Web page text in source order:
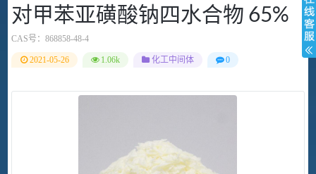
对甲苯亚磺酸钠四水合物 65%
CAS号： 868858-48-4
2021-05-26 1.06k 化工中间体 0